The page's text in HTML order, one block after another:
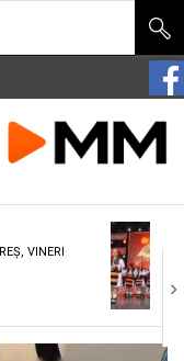
VINERI